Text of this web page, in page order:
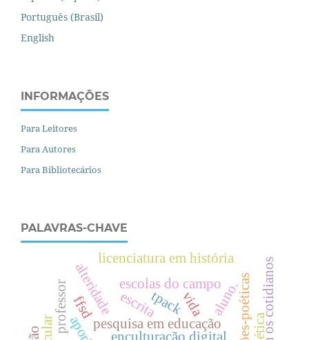
Português (Brasil)
English
INFORMAÇÕES
Para Leitores
Para Autores
Para Bibliotecários
PALAVRAS-CHAVE
pesquisa em educação
escritatpack
alteridade escolas do campo
ffsd
licenciatura em história
vida
professor aluno.